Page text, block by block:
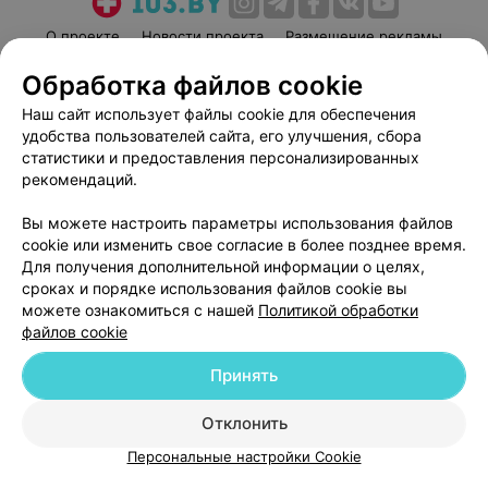
О проекте Новости проекта
Размещение рекламы
Пользовательское соглашение
Способы оплаты
Вакансии
Партнеры
Написать руководителю 103.by
Персональные настройки cookie
Обработка персональных данных
© 2026 ООО «Артокс Лаб», УНП 191700409| 220012, Республика Беларусь,
г. Минск, улица Толбухина, 2, пом. 16 | help@103.by
Служба поддержки +375 291212755
Обработка файлов cookie
Наш сайт использует файлы cookie для обеспечения
удобства пользователей сайта, его улучшения, сбора
статистики и предоставления персонализированных
рекомендаций.
Вы можете настроить параметры использования файлов
cookie или изменить свое согласие в более позднее время.
Для получения дополнительной информации о целях,
сроках и порядке использования файлов cookie вы
можете ознакомиться с нашей Политикой обработки
файлов cookie
Отклонить
Принять
Персональные настройки Cookie